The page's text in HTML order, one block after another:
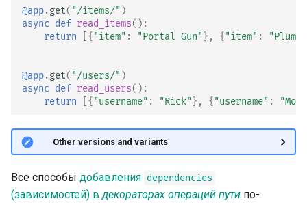
Подприложения — Mounts
(монтирование)
За прокси‑сервером
Веб-сокеты
События lifespan
OpenAPI
Security Tools
Encoders - jsonable_encoder
Templating - Jinja2Templates
Test Client - TestClient
@app.get( "/items/" )
async def read_items():
return
[{ "item" : "Portal Gun" }, { "item" :
@app.get( "/users/" )
async def read_users():
return
[{ "username" : "Rick" }, { "username" :
🤓 Other versions and variants
Все способы добавления dependencies
(зависимостей) вдекораторах операций пути по-